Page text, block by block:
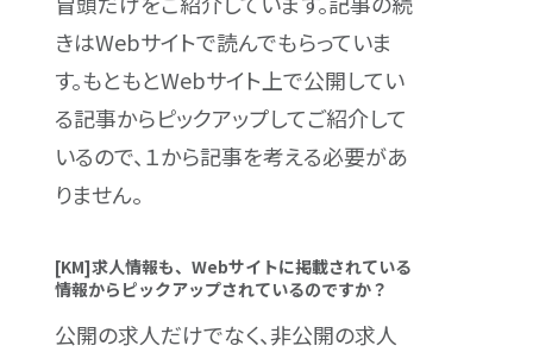
きはWebサイトで読んでもらっていま
す。もともとWebサイト上で公開してい
る記事からピックアップしてご紹介して
いるので、１から記事を考える必要があ
りません。
[KM]求人情報も、Webサイトに掲載されている
情報からピックアップされているのですか？
公開の求人だけでなく、非公開の求人